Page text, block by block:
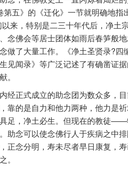
第五》的《迁化》一节就明确地指
来，特别是二三十年代后，净土
念佛会等居士团体如雨后春笋般
做了大量工作。《净土圣贤录?
见闻录》等广泛记述了有确凿证
。
经正式成立的助念团为数众多，
靠的是自力和他力两种，他力是
足，净土必生。但现在的教徒
助念可以使念佛行人于疾病之中
正念分明，寿未尽者早日康复，
。